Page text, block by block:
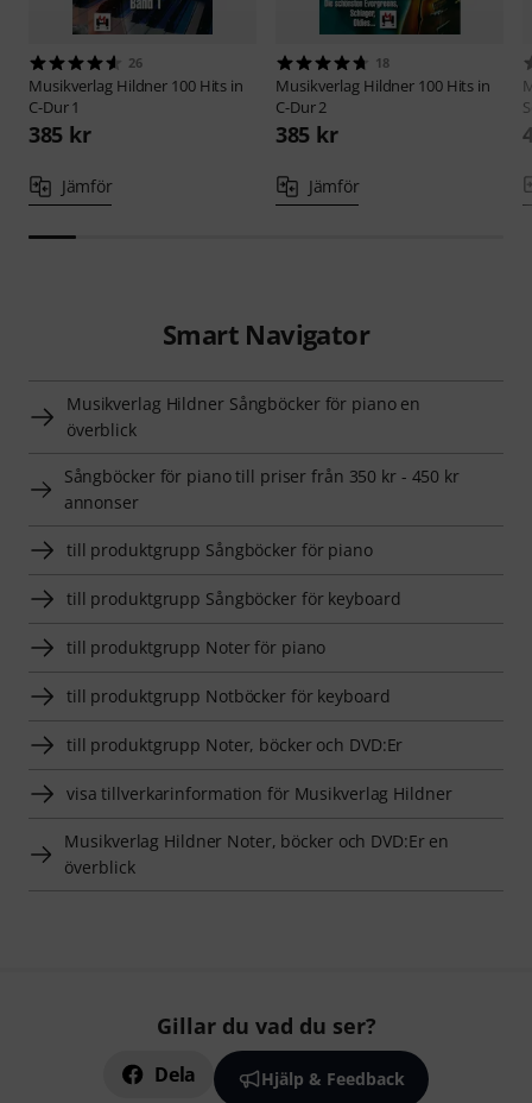
26
Musikverlag Hildner 100 Hits in
C-Dur 1
385 kr
Jämför
18
Musikverlag Hildner 100 Hits in
C-Dur 2
385 kr
Jämför
Smart Navigator
Musikverlag Hildner Sångböcker för piano en
överblick
Sångböcker för piano till priser från 350 kr - 450 kr
annonser
till produktgrupp Sångböcker för piano
till produktgrupp Sångböcker för keyboard
till produktgrupp Noter för piano
till produktgrupp Notböcker för keyboard
till produktgrupp Noter, böcker och DVD:Er
visa tillverkarinformation för Musikverlag Hildner
Musikverlag Hildner Noter, böcker och DVD:Er en
överblick
Gillar du vad du ser?
Dela Hjälp & Feedback